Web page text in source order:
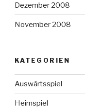
Dezember 2008
November 2008
KATEGORIEN
Auswärtsspiel
Heimspiel